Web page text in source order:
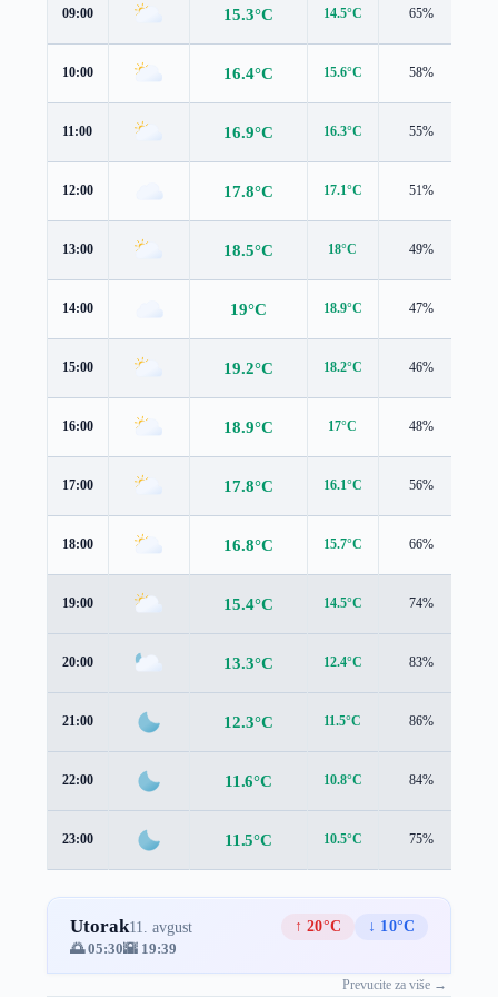
09:00 15.3°C 14.5°C 65%
10:00 16.4°C 15.6°C 58%
11:00 16.9°C 16.3°C 55%
12:00 17.8°C 17.1°C 51%
13:00 18.5°C 18°C 49%
14:00 19°C 18.9°C 47%
15:00 19.2°C 18.2°C 46%
16:00 18.9°C 17°C 48%
17:00 17.8°C 16.1°C 56%
18:00 16.8°C 15.7°C 66%
19:00 15.4°C 14.5°C 74%
20:00 13.3°C 12.4°C 83%
21:00 12.3°C 11.5°C 86%
22:00 11.6°C 10.8°C 84%
23:00 11.5°C 10.5°C 75%
Utorak11. avgust ↑ 20°C
↓ 10°C
🌅 05:30🌇 19:39
Prevucite za više →